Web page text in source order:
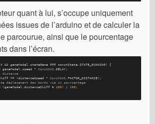
quant à lui, s’occupe uniquement
issues de l’arduino et de calculer la
parcourue, ainsi que le pourcentage
dans l’écran.
0 && gameModel.stateGame === constState.STATE_RUNNING) {
gameModel.speed * ConstSAS .DELAY;
distance
+= (distanceSpeed * ConstSAS .FACTOR_DISTANCE);
déplacement des bords via un pourcentage
(gameModel.distanceSkiff % 100) / 100;